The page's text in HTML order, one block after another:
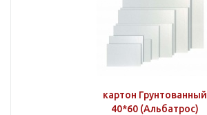
картон Грунтованный
40*60 (Альбатрос)